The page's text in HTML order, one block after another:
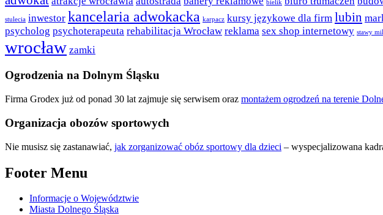
bielik
stulecia inwestor kancelaria adwokacka karpacz kursy językowe dla firm lubin
psycholog psychoterapeuta rehabilitacja Wrocław reklama sex shop internetowy stawy
wrocław zamki
Ogrodzenia na Dolnym Śląsku
Firma Grodex już od ponad 30 lat zajmuje się serwisem oraz montażem ogrodzeń na terenie
Organizacja obozów sportowych
Nie musisz się zastanawiać, jak zorganizować obóz sportowy dla dzieci – wyspecjalizowana
Footer Menu
Informacje o Województwie
Miasta Dolnego Śląska